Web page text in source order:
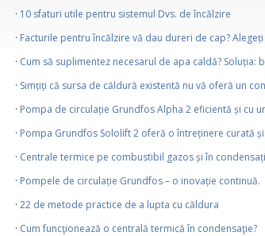
10 sfaturi utile pentru sistemul Dvs. de încălzire
Facturile pentru încălzire vă dau dureri de cap?
Cum să suplimentez necesarul de apa caldă? Soluția:
Simțiți că sursa de căldură existentă nu vă oferă un
Pompa de circulație Grundfos Alpha 2 eficientă și cu
Pompa Grundfos Sololift 2 oferă o întreținere curată
Centrale termice pe combustibil gazos și în
Pompele de circulație Grundfos – o inovație continuă.
22 de metode practice de a lupta cu căldura
Cum funcţionează o centrală termică în condensaţie?